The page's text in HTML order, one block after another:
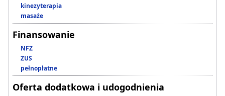
kinezyterapia
masaże
Finansowanie
NFZ
ZUS
pełnopłatne
Oferta dodatkowa i udogodnienia